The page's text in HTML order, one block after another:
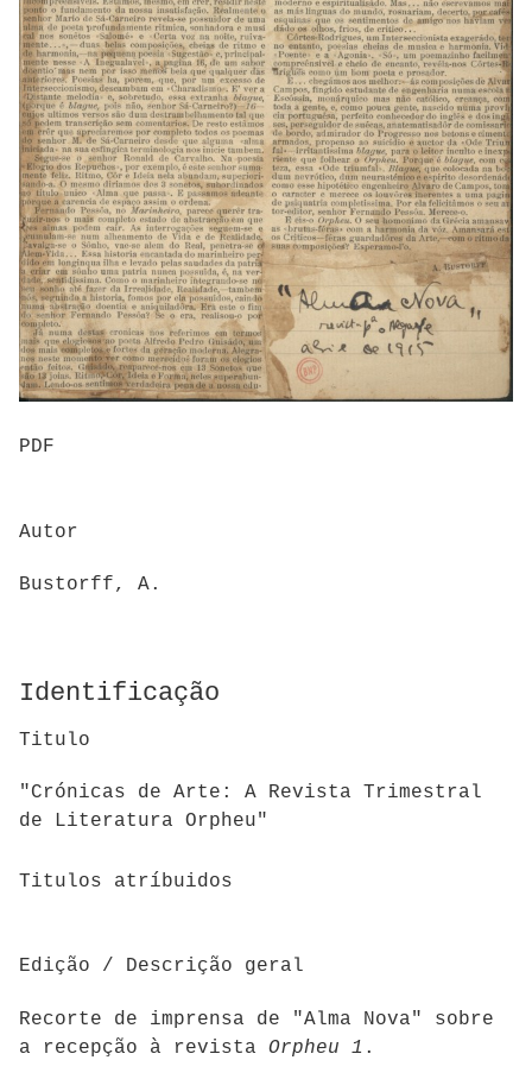
PDF
Autor
Bustorff, A.
Identificação
Titulo
"Crónicas de Arte: A Revista Trimestral
de Literatura Orpheu"
Titulos atríbuidos
Edição / Descrição geral
Recorte de imprensa de "Alma Nova" sobre
a recepção à revista Orpheu 1 .